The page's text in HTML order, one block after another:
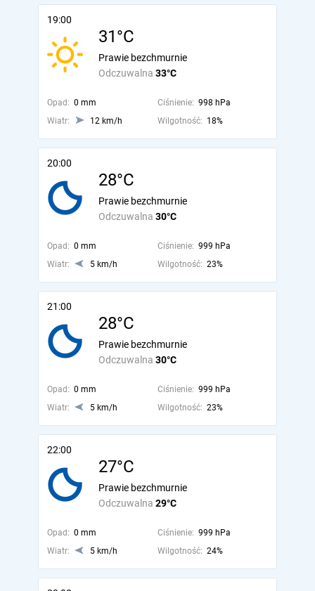
19:00
31°C
Odczuwalna 33°C
Prawie bezchmurnie
Opad: 0 mm Ciśnienie: 998 hPa
Wiatr:
12 km/h Wilgotność: 18%
20:00
28°C
Odczuwalna 30°C
Prawie bezchmurnie
Opad: 0 mm Ciśnienie: 999 hPa
Wiatr:
5 km/h Wilgotność: 23%
21:00
28°C
Odczuwalna 30°C
Prawie bezchmurnie
Opad: 0 mm Ciśnienie: 999 hPa
Wiatr:
5 km/h Wilgotność: 23%
22:00
27°C
Odczuwalna 29°C
Prawie bezchmurnie
Opad: 0 mm Ciśnienie: 999 hPa
Wiatr:
5 km/h Wilgotność: 24%